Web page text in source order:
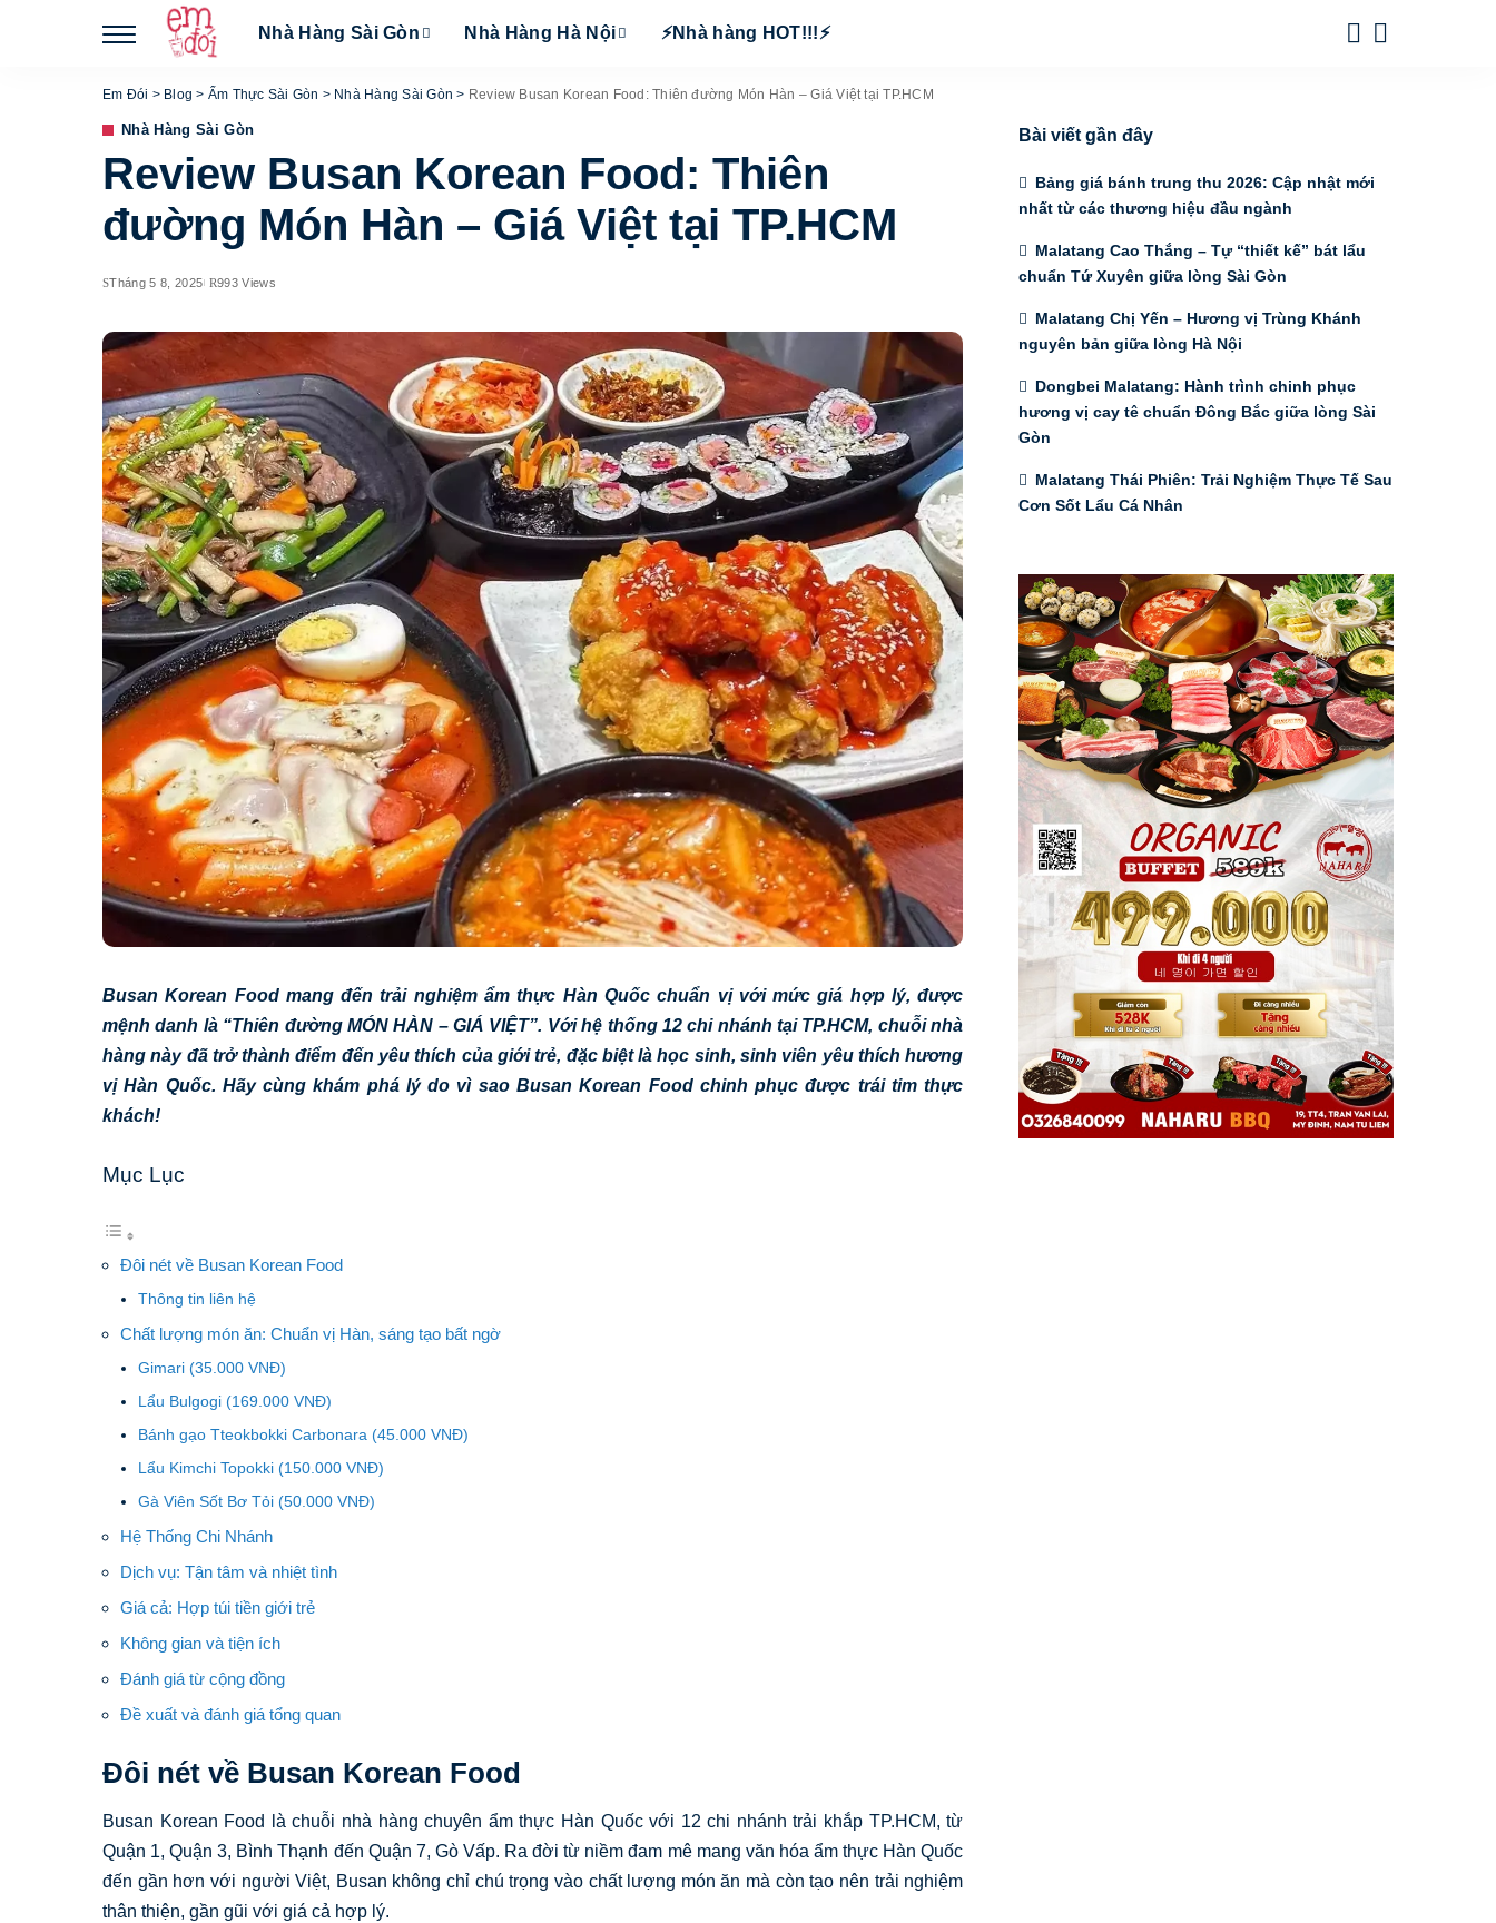
Nhà Hàng Sài Gòn Nhà Hàng Hà Nội ⚡Nhà hàng HOT!!!⚡
Em Đói > Blog > Ẩm Thực Sài Gòn > Nhà Hàng Sài Gòn > Review Busan Korean Food: Thiên đường Món Hàn – Giá Việt tại TP.HCM
Nhà Hàng Sài Gòn
Review Busan Korean Food: Thiên
đường Món Hàn – Giá Việt tại TP.HCM
Tháng 5 8, 2025 993 Views
Busan Korean Food mang đến trải nghiệm ẩm thực Hàn Quốc chuẩn vị với mức giá hợp lý, được
mệnh danh là “Thiên đường MÓN HÀN – GIÁ VIỆT”. Với hệ thống 12 chi nhánh tại TP.HCM, chuỗi nhà
hàng này đã trở thành điểm đến yêu thích của giới trẻ, đặc biệt là học sinh, sinh viên yêu thích hương
vị Hàn Quốc. Hãy cùng khám phá lý do vì sao Busan Korean Food chinh phục được trái tim thực
khách!
Mục Lục
Đôi nét về Busan Korean Food
Thông tin liên hệ
Chất lượng món ăn: Chuẩn vị Hàn, sáng tạo bất ngờ
Gimari (35.000 VNĐ)
Lẩu Bulgogi (169.000 VNĐ)
Bánh gạo Tteokbokki Carbonara (45.000 VNĐ)
Lẩu Kimchi Topokki (150.000 VNĐ)
Gà Viên Sốt Bơ Tỏi (50.000 VNĐ)
Hệ Thống Chi Nhánh
Dịch vụ: Tận tâm và nhiệt tình
Giá cả: Hợp túi tiền giới trẻ
Không gian và tiện ích
Đánh giá từ cộng đồng
Đề xuất và đánh giá tổng quan
Đôi nét về Busan Korean Food
Busan Korean Food là chuỗi nhà hàng chuyên ẩm thực Hàn Quốc với 12 chi nhánh trải khắp TP.HCM, từ
Quận 1, Quận 3, Bình Thạnh đến Quận 7, Gò Vấp. Ra đời từ niềm đam mê mang văn hóa ẩm thực Hàn Quốc
đến gần hơn với người Việt, Busan không chỉ chú trọng vào chất lượng món ăn mà còn tạo nên trải nghiệm
thân thiện, gần gũi với giá cả hợp lý.
Bài viết gần đây
Bảng giá bánh trung thu 2026: Cập nhật mới
nhất từ các thương hiệu đầu ngành
Malatang Cao Thắng – Tự “thiết kế” bát lẩu
chuẩn Tứ Xuyên giữa lòng Sài Gòn
Malatang Chị Yến – Hương vị Trùng Khánh
nguyên bản giữa lòng Hà Nội
Dongbei Malatang: Hành trình chinh phục
hương vị cay tê chuẩn Đông Bắc giữa lòng Sài
Gòn
Malatang Thái Phiên: Trải Nghiệm Thực Tế Sau
Cơn Sốt Lẩu Cá Nhân